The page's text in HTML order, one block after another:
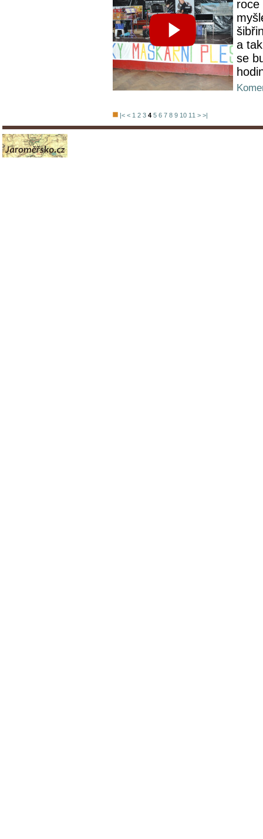
roce
a
se
|< < 1 2 3 4 5 6 7 8 9 10 11 > >|